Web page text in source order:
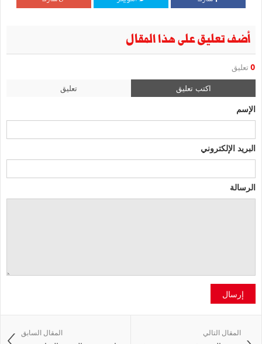
أضف تعليق على هذا المقال
0 تعليق
اكتب تعليق تعليق
الإسم
البريد الإلكتروني
الرسالة
إرسال
المقال السابق المقال التالي